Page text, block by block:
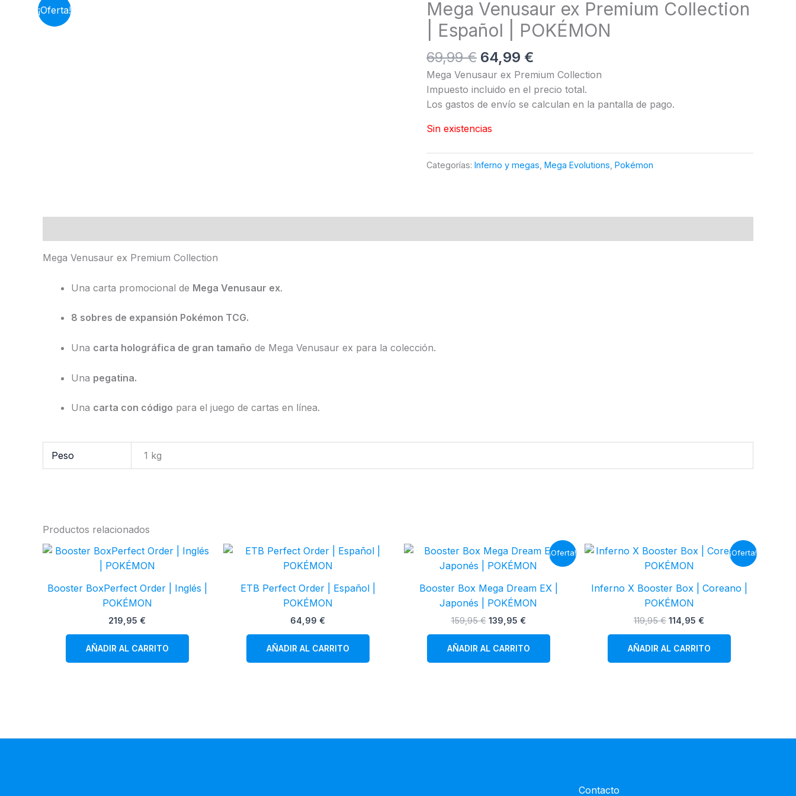
¡Oferta!
Mega Venusaur ex Premium Collection
| Español | POKÉMON
69,99€ El
precio
original
era:
64,99 €
precio
actual
es:
Mega Venusaur ex Premium Collection
Impuesto incluido en el precio total.
Los gastos de envío se calculan en la pantalla de pago.
Sin existencias
Categorías: Inferno y megas Mega Evolutions Pokémon
Mega Venusaur ex Premium Collection
Una carta promocional de Mega Venusaur ex.
8 sobres de expansión Pokémon TCG.
Una carta holográfica de gran tamaño de Mega Venusaur ex para la colección.
Una pegatina.
Una carta con código para el juego de cartas en línea.
Peso 1 kg
Productos relacionados
Booster BoxPerfect Order | Inglés |
POKÉMON
219,95 €
AÑADIR AL CARRITO
ETB Perfect Order | Español |
POKÉMON
64,99 €
AÑADIR AL CARRITO
¡Oferta!
Booster Box Mega Dream EX |
Japonés | POKÉMON
159,95€ El
era:
159,95 €.
139,95 €El
es:
139,95 €.
AÑADIR AL CARRITO
¡Oferta!
Inferno X Booster Box | Coreano |
POKÉMON
119,95€ El
era:
119,95 €.
114,95 €
es:
114,95 €.
AÑADIR AL CARRITO
Contacto